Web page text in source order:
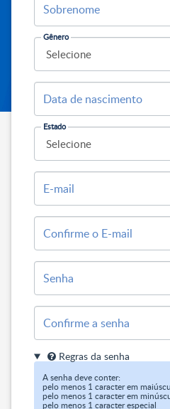
Sobrenome
Gênero
Data de nascimento
Estado
E-mail
Confirme o E-mail
Senha
Confirme a senha
Regras da senha
A senha deve conter:
pelo menos 1 caracter em
pelo menos 1 caracter em
pelo menos 1 caracter especial